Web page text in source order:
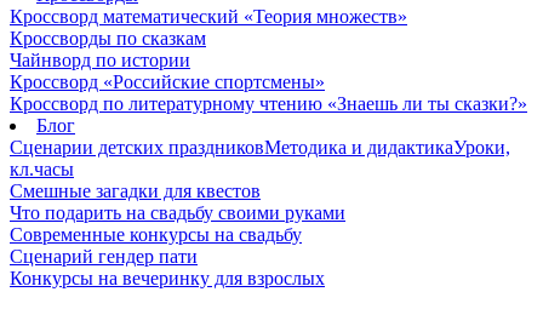
Кроссворд математический «Теория множеств»
Кроссворды по сказкам
Чайнворд по истории
Кроссворд «Российские спортсмены»
Кроссворд по литературному чтению «Знаешь ли ты сказки?»
Блог
Сценарии детских праздниковМетодика и дидактикаУроки,
кл.часы
Смешные загадки для квестов
Что подарить на свадьбу своими руками
Современные конкурсы на свадьбу
Сценарий гендер пати
Конкурсы на вечеринку для взрослых